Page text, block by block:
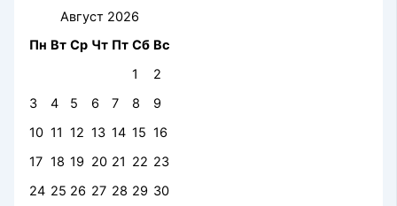
Август 2026
Пн Вт Ср Чт Пт Сб Вс
1
2
3
4 5 6 7 8
9
10 11 12 13 14 15 16
17 18 19 20 21 22 23
24 25 26 27 28 29 30